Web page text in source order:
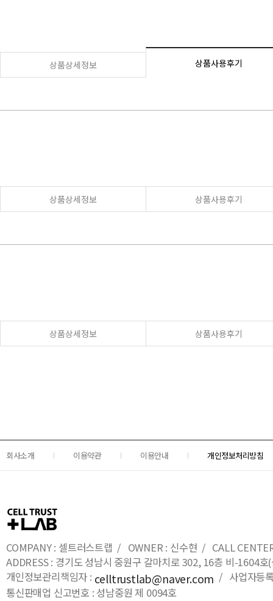
상품상세정보 상품사용후기
상품상세정보 상품사용후기
상품상세정보 상품사용후기
회사소개 이용약관 이용안내 개인정보처리방침
COMPANY : 셀트러스트랩 / OWNER : 신수현 / CALL
ADDRESS : 경기도 성남시 중원구 갈마치로 302, 16층 비-1604
개인정보관리책임자 : celltrustlab@naver.com / 사업자등
통신판매업 신고번호 : 성남중원 제 0094호